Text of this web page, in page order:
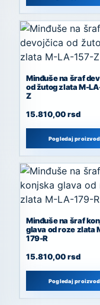
Minđuše na šraf
od žutog zlata M-
Z
15.810,00rsd
Pogledaj proizvod
Minđuše na šraf
glava od roze zlata
179-R
15.810,00rsd
Pogledaj proizvod